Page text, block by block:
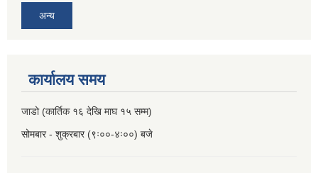
अन्य
कार्यालय समय
जाडो (कार्तिक १६ देखि माघ १५ सम्म)
सोमबार - शुक्रबार (९ः००-४ः००) बजे